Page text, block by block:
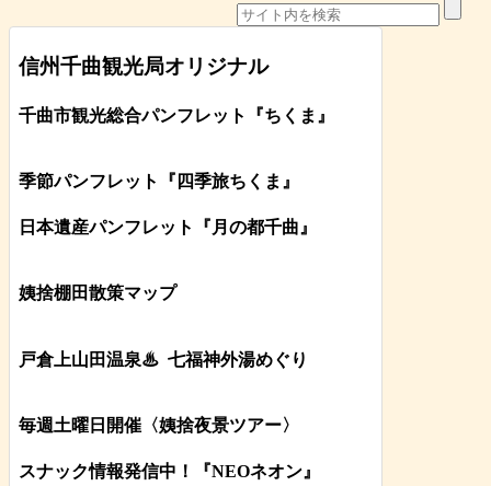
信州千曲観光局オリジナル
千曲市観光総合パンフレット 『ちくま 』
季節パンフレット『四季旅ちくま』
日本遺産パンフレット 『月の都千曲 』
姨捨棚田散策マップ
戸倉上山田温泉♨ 七福神外湯めぐり
毎週土曜日開催〈姨捨夜景ツアー〉
スナック情報発信中！『NEOネオン』